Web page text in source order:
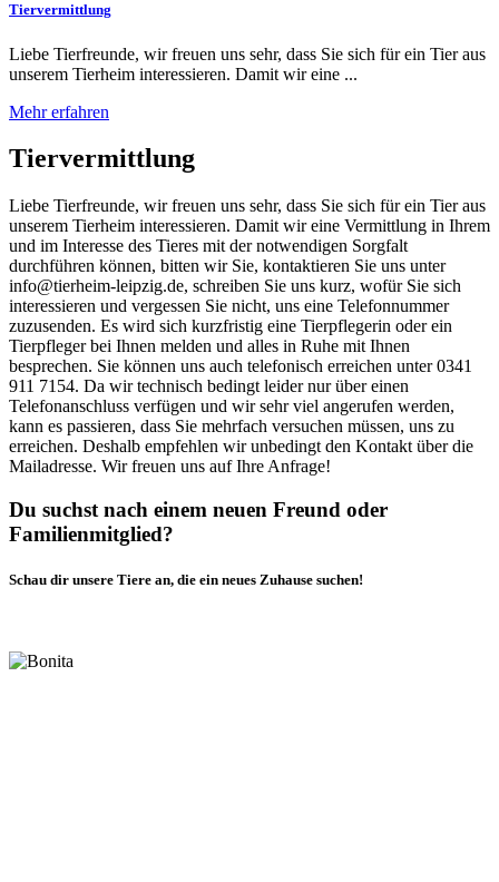
Tiervermittlung
Liebe Tierfreunde, wir freuen uns sehr, dass Sie sich für ein Tier aus
unserem Tierheim interessieren. Damit wir eine ...
Mehr erfahren
Tiervermittlung
Liebe Tierfreunde, wir freuen uns sehr, dass Sie sich für ein Tier aus
unserem Tierheim interessieren. Damit wir eine Vermittlung in Ihrem
und im Interesse des Tieres mit der notwendigen Sorgfalt
durchführen können, bitten wir Sie, kontaktieren Sie uns unter
info@tierheim-leipzig.de, schreiben Sie uns kurz, wofür Sie sich
interessieren und vergessen Sie nicht, uns eine Telefonnummer
zuzusenden. Es wird sich kurzfristig eine Tierpflegerin oder ein
Tierpfleger bei Ihnen melden und alles in Ruhe mit Ihnen
besprechen. Sie können uns auch telefonisch erreichen unter 0341
911 7154. Da wir technisch bedingt leider nur über einen
Telefonanschluss verfügen und wir sehr viel angerufen werden,
kann es passieren, dass Sie mehrfach versuchen müssen, uns zu
erreichen. Deshalb empfehlen wir unbedingt den Kontakt über die
Mailadresse. Wir freuen uns auf Ihre Anfrage!
Du suchst nach einem neuen Freund oder
Familienmitglied?
Schau dir unsere Tiere an, die ein neues Zuhause suchen!